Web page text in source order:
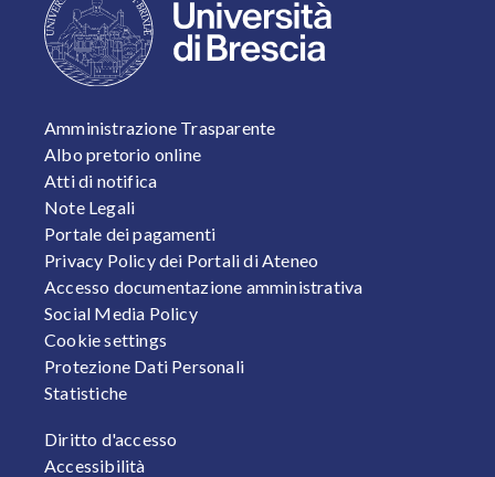
FOOTER 1
Amministrazione Trasparente
Albo pretorio online
Atti di notifica
Note Legali
Portale dei pagamenti
Privacy Policy dei Portali di Ateneo
Accesso documentazione amministrativa
Social Media Policy
Cookie settings
Protezione Dati Personali
Statistiche
FOOTER 2
Diritto d'accesso
Accessibilità